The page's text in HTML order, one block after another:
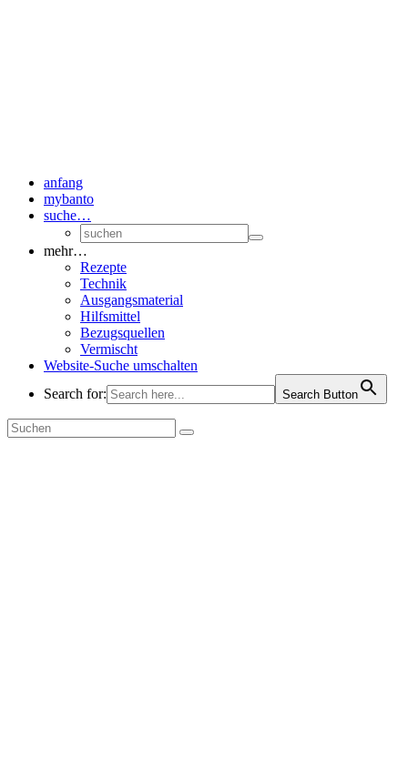
anfang
mybanto
suche…
mehr…
Rezepte
Technik
Ausgangsmaterial
Hilfsmittel
Bezugsquellen
Vermischt
Website-Suche umschalten
Search for:
Search Button